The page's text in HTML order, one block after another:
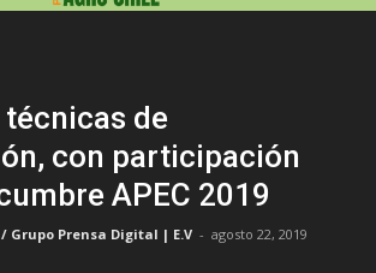
de
con participación
APEC 2019
Grupo Prensa Digital | E.V - agosto 22, 2019